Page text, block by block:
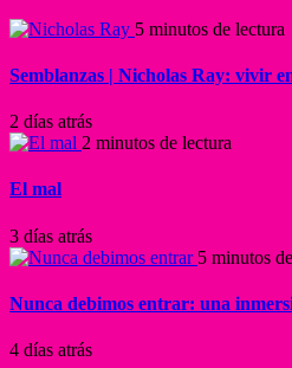
5 minutos de lectura
Semblanzas | Nicholas Ray: vivir
2 días atrás
2 minutos de lectura
El mal
3 días atrás
5 minutos
Nunca debimos entrar: una
4 días atrás